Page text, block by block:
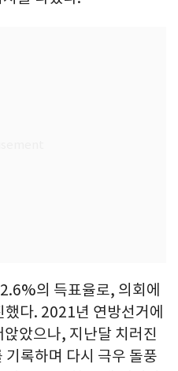
의 득표율로, 의회에
다. 2021년 연방선거에
았으나, 지난달 치러진
록하며 다시 극우 돌풍